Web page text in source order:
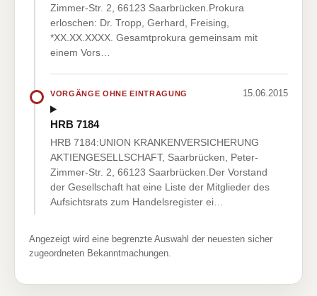
Zimmer-Str. 2, 66123 Saarbrücken.Prokura
erloschen: Dr. Tropp, Gerhard, Freising,
*XX.XX.XXXX. Gesamtprokura gemeinsam mit
einem Vors…
VORGÄNGE OHNE EINTRAGUNG 15.06.2015
HRB 7184
HRB 7184:UNION KRANKENVERSICHERUNG
AKTIENGESELLSCHAFT, Saarbrücken, Peter-
Zimmer-Str. 2, 66123 Saarbrücken.Der Vorstand
der Gesellschaft hat eine Liste der Mitglieder des
Aufsichtsrats zum Handelsregister ei…
Angezeigt wird eine begrenzte Auswahl der neuesten sicher
zugeordneten Bekanntmachungen.